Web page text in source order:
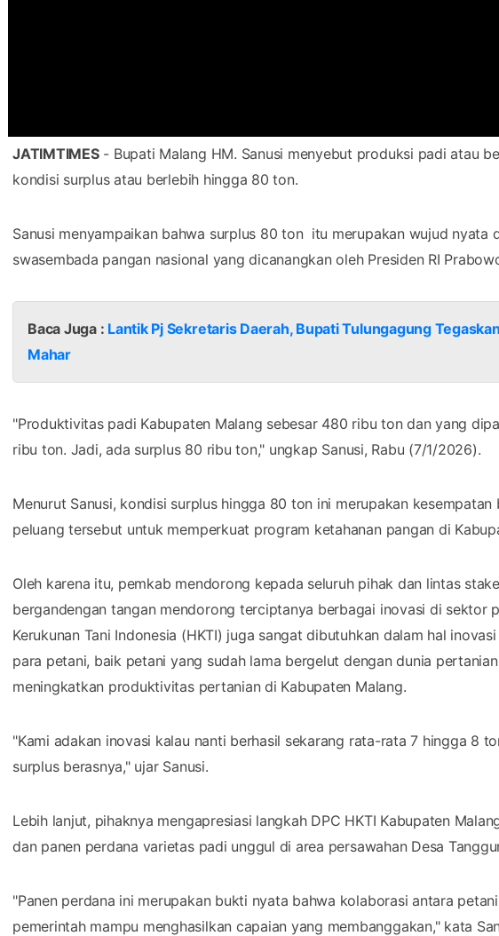
JATIMTIMES- Bupati Malang HM. Sanusi menyebut produksi padi atau
kondisi surplus atau berlebih hingga 80 ton.
Sanusi menyampaikan bahwa surplus 80 ton itu merupakan wujud nyata
swasembada pangan nasional yang dicanangkan oleh Presiden RI
Baca Juga : Lantik Pj Sekretaris Daerah, Bupati Tulungagung
Mahar
"Produktivitas padi Kabupaten Malang sebesar 480 ribu ton dan yang
ribu ton. Jadi, ada surplus 80 ribu ton," ungkap Sanusi, Rabu (7/1/2026).
Menurut Sanusi, kondisi surplus hingga 80 ton ini merupakan
peluang tersebut untuk memperkuat program ketahanan pangan di
Oleh karena itu, pemkab mendorong kepada seluruh pihak dan lintas
bergandengan tangan mendorong terciptanya berbagai inovasi di sektor
Kerukunan Tani Indonesia (HKTI) juga sangat dibutuhkan dalam hal
para petani, baik petani yang sudah lama bergelut dengan dunia
meningkatkan produktivitas pertanian di Kabupaten Malang.
"Kami adakan inovasi kalau nanti berhasil sekarang rata-rata 7 hingga 8
surplus berasnya," ujar Sanusi.
Lebih lanjut, pihaknya mengapresiasi langkah DPC HKTI Kabupaten
dan panen perdana varietas padi unggul di area persawahan Desa
"Panen perdana ini merupakan bukti nyata bahwa kolaborasi antara
pemerintah mampu menghasilkan capaian yang membanggakan," kata